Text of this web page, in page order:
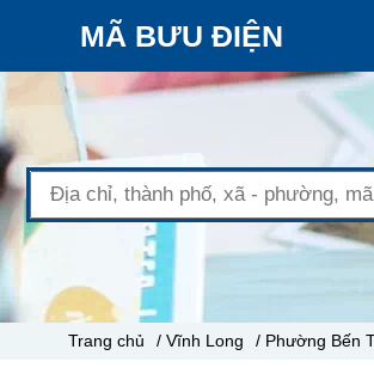
MÃ BƯU ĐIỆN
Trang chủ / Vĩnh Long / Phường Bến